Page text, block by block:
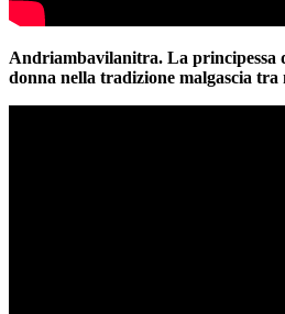
Andriambavilanitra. La principessa
donna nella tradizione malgascia tra